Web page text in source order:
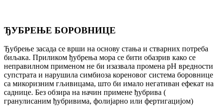
ЂУБРЕЊЕ БОРОВНИЦЕ
Ђубрење засада се врши на основу стања и стварних потреба
биљака. Приликом ђубрења мора се бити обазрив како се
неправилном применом не би изазвала промена pH вредности
супстрата и нарушила симбиоза кореновог система боровнице
са микоризним гљивицама, што би имало негативан ефекат на
саднице. Без обзира на начин примене ђубрива (
гранулисаним ђубривима, фолијарно или фертигацијом)